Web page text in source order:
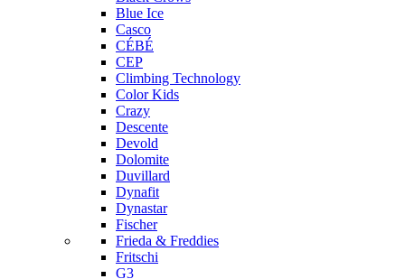
Blue Ice
Casco
CÉBÉ
CEP
Climbing Technology
Color Kids
Crazy
Descente
Devold
Dolomite
Duvillard
Dynafit
Dynastar
Fischer
Frieda & Freddies
Fritschi
G3